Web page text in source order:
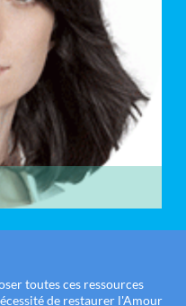
toutes ces ressources
de restaurer l'Amour